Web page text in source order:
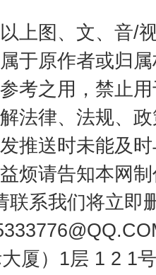
以上图、文、音/
于原作者或归
考之用，禁止
法律、法规、
推送时未能及
烦请告知本网
联系我们将立即
厦）1层 1 2 1
今